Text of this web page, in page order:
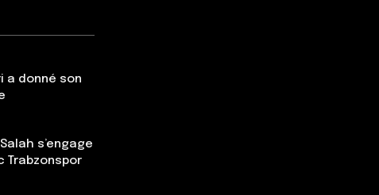
a donné son
s’engage
Trabzonspor